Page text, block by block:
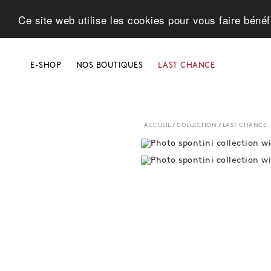
Ce site web utilise les cookies pour vous faire
E-SHOP NOS BOUTIQUES LAST CHANCE
ACCUEIL /COLLECTION / LAST CHANCE